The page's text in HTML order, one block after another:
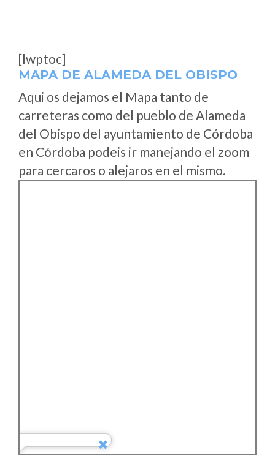
[lwptoc]
MAPA DE ALAMEDA DEL OBISPO
Aqui os dejamos el Mapa tanto de
carreteras como del pueblo de Alameda
del Obispo del ayuntamiento de Córdoba
en Córdoba podeis ir manejando el zoom
para cercaros o alejaros en el mismo.